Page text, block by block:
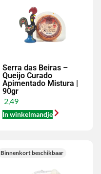
Serra das Beiras –
Queijo Curado
Apimentado Mistura |
90gr
2,49
In winkelmandje
Binnenkort beschikbaar